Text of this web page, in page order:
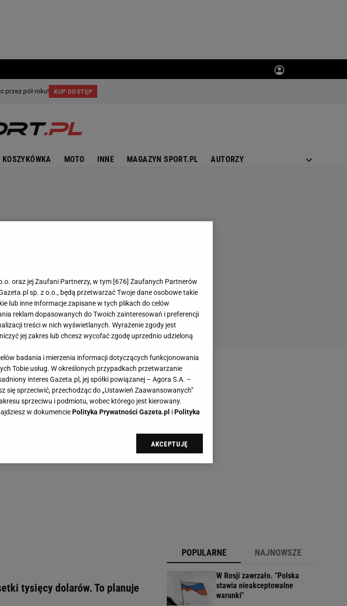
KOSZYKÓWKA MOTO INNE MAGAZYN SPORT.PL AUTORZY
tysięcy dolarów. To planuje
POPULARNE NAJNOWSZE
W Rosji zawrzało. "Polska
stawia nieakceptowalne
warunki"
oraz jej Zaufani Partnerzy, w tym [676] Zaufanych Partnerów
sp. z o.o., będą przetwarzać Twoje dane osobowe takie
lub inne informacje zapisane w tych plikach do celów
reklam dopasowanych do Twoich zainteresowań i preferencji
treści w nich wyświetlanych. Wyrażenie zgody jest
jej zakres lub chcesz wycofać zgodę uprzednio udzieloną
badania i mierzenia informacji dotyczących funkcjonowania
Tobie usług. W określonych przypadkach przetwarzanie
interes Gazeta.pl, jej spółki powiązanej – Agora S.A. –
się sprzeciwić, przechodząc do „Ustawień Zaawansowanych”
sprzeciwu i podmiotu, wobec którego jest kierowany.
w dokumenciePolityka Prywatności Gazeta.pl iPolityka
i przechowywanie plików cookie Gazeta.pl sp. z o.o., jej
Możesz w każdej chwili zmienić swoje preferencje
AKCEPTUJĘ